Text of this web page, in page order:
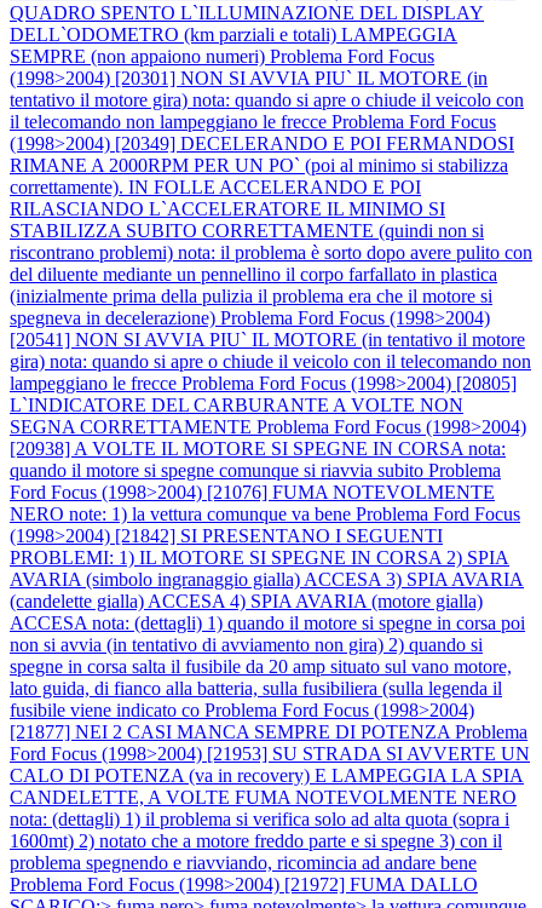
QUADRO SPENTO L`ILLUMINAZIONE DEL DISPLAY
DELL`ODOMETRO (km parziali e totali) LAMPEGGIA
SEMPRE (non appaiono numeri) Problema Ford Focus
(1998>2004) [20301] NON SI AVVIA PIU` IL MOTORE (in
tentativo il motore gira) nota: quando si apre o chiude il veicolo con
il telecomando non lampeggiano le frecce Problema Ford Focus
(1998>2004) [20349] DECELERANDO E POI FERMANDOSI
RIMANE A 2000RPM PER UN PO` (poi al minimo si stabilizza
correttamente). IN FOLLE ACCELERANDO E POI
RILASCIANDO L`ACCELERATORE IL MINIMO SI
STABILIZZA SUBITO CORRETTAMENTE (quindi non si
riscontrano problemi) nota: il problema è sorto dopo avere pulito con
del diluente mediante un pennellino il corpo farfallato in plastica
(inizialmente prima della pulizia il problema era che il motore si
spegneva in decelerazione) Problema Ford Focus (1998>2004)
[20541] NON SI AVVIA PIU` IL MOTORE (in tentativo il motore
gira) nota: quando si apre o chiude il veicolo con il telecomando non
lampeggiano le frecce Problema Ford Focus (1998>2004) [20805]
L`INDICATORE DEL CARBURANTE A VOLTE NON
SEGNA CORRETTAMENTE Problema Ford Focus (1998>2004)
[20938] A VOLTE IL MOTORE SI SPEGNE IN CORSA nota:
quando il motore si spegne comunque si riavvia subito Problema
Ford Focus (1998>2004) [21076] FUMA NOTEVOLMENTE
NERO note: 1) la vettura comunque va bene Problema Ford Focus
(1998>2004) [21842] SI PRESENTANO I SEGUENTI
PROBLEMI: 1) IL MOTORE SI SPEGNE IN CORSA 2) SPIA
AVARIA (simbolo ingranaggio gialla) ACCESA 3) SPIA AVARIA
(candelette gialla) ACCESA 4) SPIA AVARIA (motore gialla)
ACCESA nota: (dettagli) 1) quando il motore si spegne in corsa poi
non si avvia (in tentativo di avviamento non gira) 2) quando si
spegne in corsa salta il fusibile da 20 amp situato sul vano motore,
lato guida, di fianco alla batteria, sulla fusibiliera (sulla legenda il
fusibile viene indicato co Problema Ford Focus (1998>2004)
[21877] NEI 2 CASI MANCA SEMPRE DI POTENZA Problema
Ford Focus (1998>2004) [21953] SU STRADA SI AVVERTE UN
CALO DI POTENZA (va in recovery) E LAMPEGGIA LA SPIA
CANDELETTE, A VOLTE FUMA NOTEVOLMENTE NERO
nota: (dettagli) 1) il problema si verifica solo ad alta quota (sopra i
1600mt) 2) notato che a motore freddo parte e si spegne 3) con il
problema spegnendo e riavviando, ricomincia ad andare bene
Problema Ford Focus (1998>2004) [21972] FUMA DALLO